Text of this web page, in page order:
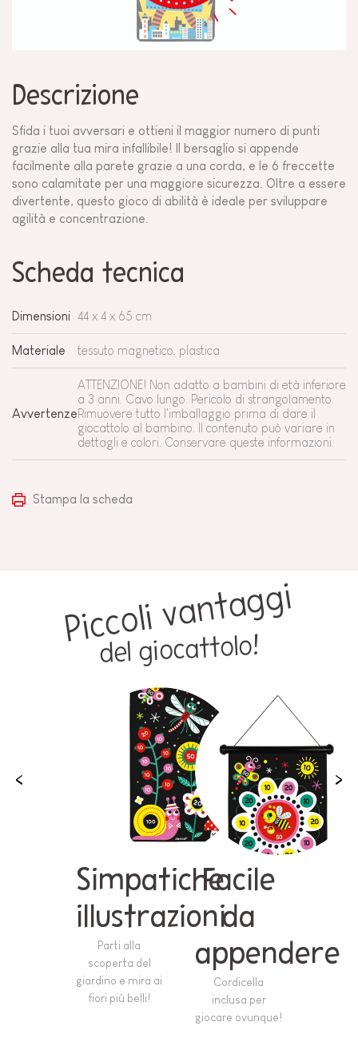
Descrizione
Sfida i tuoi avversari e ottieni il maggior numero di punti
grazie alla tua mira infallibile! Il bersaglio si appende
facilmente alla parete grazie a una corda, e le 6 freccette
sono calamitate per una maggiore sicurezza. Oltre a essere
divertente, questo gioco di abilità è ideale per sviluppare
agilità e concentrazione.
Scheda tecnica
Dimensioni 44 x 4 x 65 cm
Materiale tessuto magnetico, plastica
Avvertenze
ATTENZIONE! Non adatto a bambini di età inferiore
a 3 anni. Cavo lungo. Pericolo di strangolamento.
Rimuovere tutto l'imballaggio prima di dare il
giocattolo al bambino. Il contenuto può variare in
dettagli e colori. Conservare queste informazioni.
Stampa la scheda
Piccoli vantaggi
del giocattolo!
Simpatiche
illustrazioni
Parti alla
scoperta del
giardino e mira ai
fiori più belli!
Facile
da
appendere
Cordicella
inclusa per
giocare ovunque!